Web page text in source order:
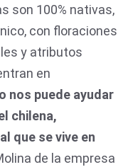
son 100% nativas,
con floraciones
y atributos
en
nos puede ayudar
chilena,
que se vive en
de la empresa